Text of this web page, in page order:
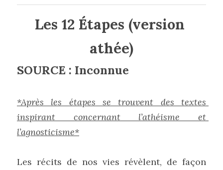
Les 12 Étapes (version
athée)
SOURCE : Inconnue
*Après les étapes se trouvent des textes
inspirant concernant l’athéisme et
l’agnosticisme*
Les récits de nos vies révèlent, de façon